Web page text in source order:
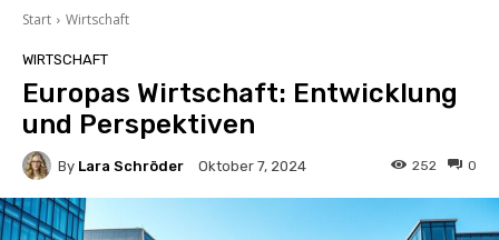
Start Wirtschaft
WIRTSCHAFT
Europas Wirtschaft: Entwicklung
und Perspektiven
By Lara Schröder Oktober 7, 2024 0
252